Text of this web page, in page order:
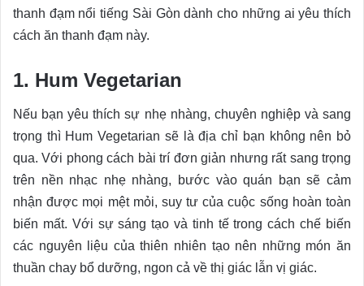
thanh đạm nổi tiếng Sài Gòn dành cho những ai yêu thích
cách ăn thanh đạm này.
1. Hum Vegetarian
Nếu bạn yêu thích sự nhẹ nhàng, chuyên nghiệp và sang
trọng thì Hum Vegetarian sẽ là địa chỉ bạn không nên bỏ
qua. Với phong cách bài trí đơn giản nhưng rất sang trọng
trên nền nhạc nhẹ nhàng, bước vào quán bạn sẽ cảm
nhận được mọi mệt mỏi, suy tư của cuộc sống hoàn toàn
biến mất. Với sự sáng tạo và tinh tế trong cách chế biến
các nguyên liệu của thiên nhiên tạo nên những món ăn
thuần chay bổ dưỡng, ngon cả về thị giác lẫn vị giác.